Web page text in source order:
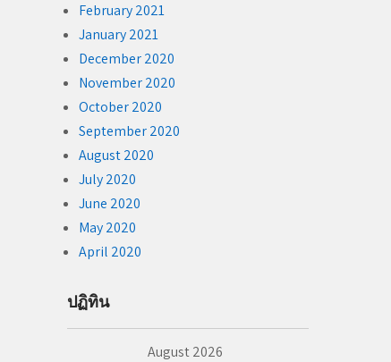
February 2021
January 2021
December 2020
November 2020
October 2020
September 2020
August 2020
July 2020
June 2020
May 2020
April 2020
ปฏิทิน
August 2026